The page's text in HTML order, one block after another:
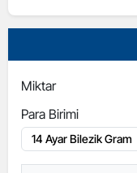
Miktar
Para Birimi